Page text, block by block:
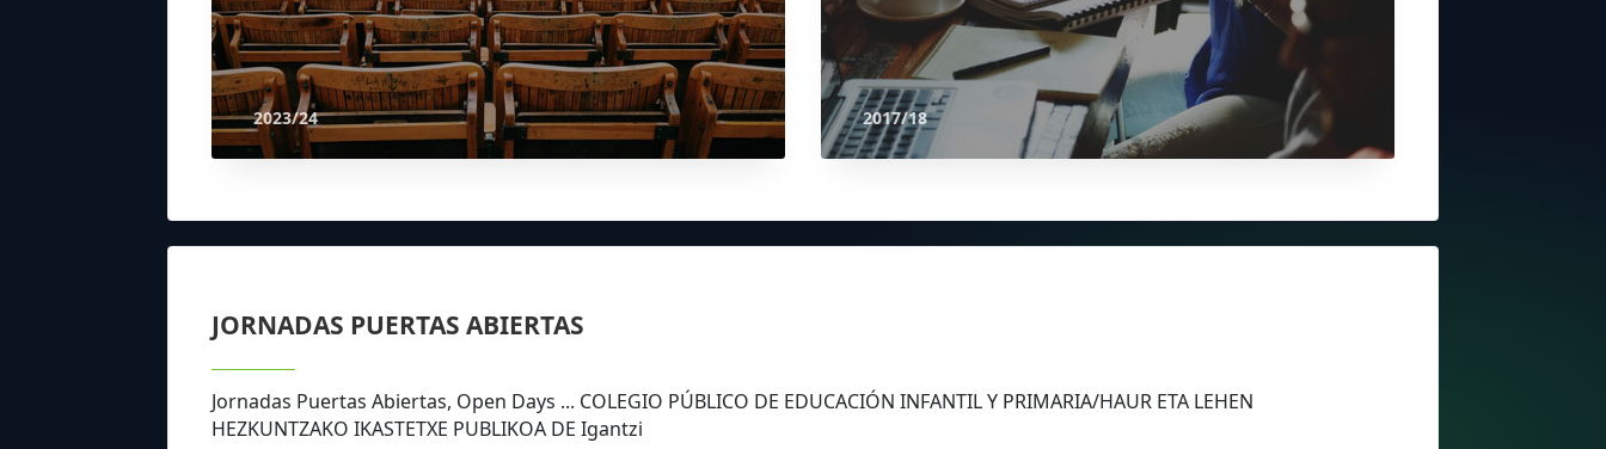
2023/24 2017/18
JORNADAS PUERTAS ABIERTAS
Jornadas Puertas Abiertas, Open Days ... COLEGIO PÚBLICO DE EDUCACIÓN INFANTIL Y PRIMARIA/HAUR ETA LEHEN
HEZKUNTZAKO IKASTETXE PUBLIKOA DE Igantzi